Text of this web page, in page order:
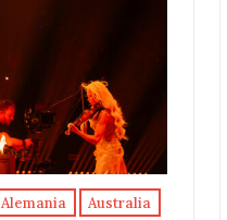
Alemania Australia